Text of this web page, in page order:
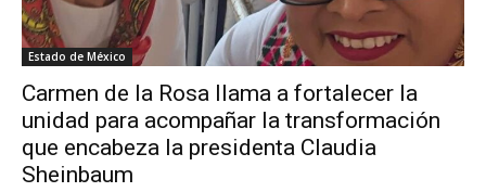
Estado de México
Carmen de la Rosa llama a fortalecer la
unidad para acompañar la transformación
que encabeza la presidenta Claudia
Sheinbaum